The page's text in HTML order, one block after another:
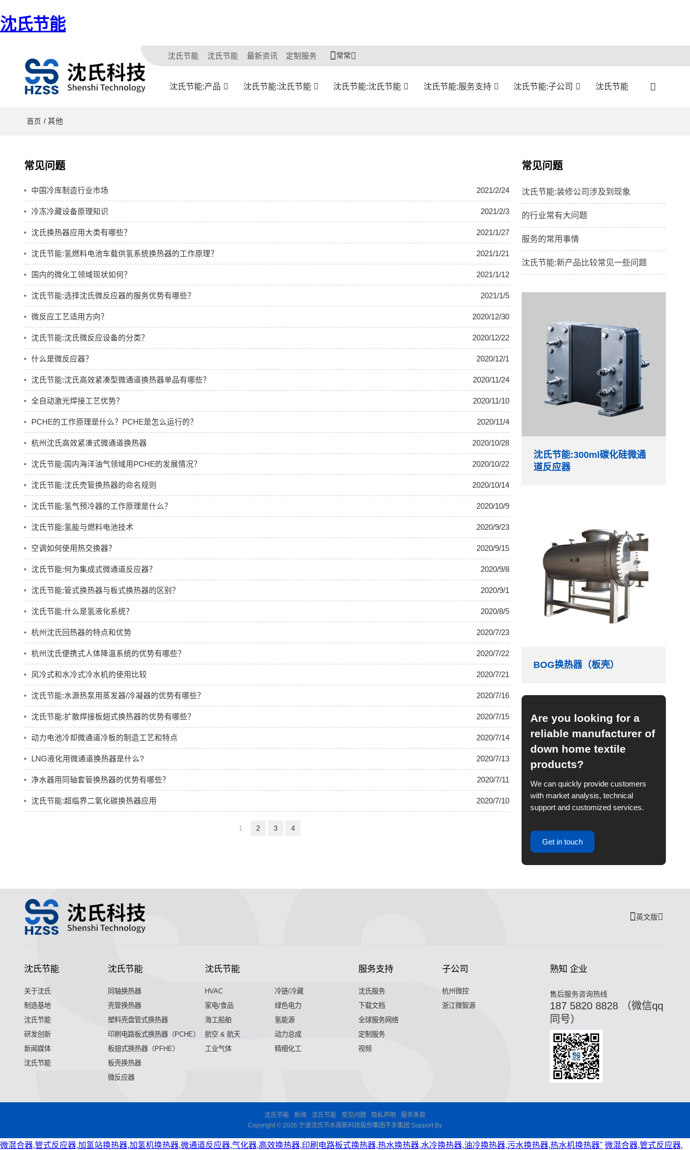
沈氏节能
沈氏节能 沈氏节能 最新资讯 定制服务 常常
沈氏节能:产品 沈氏节能:沈氏节能 沈氏节能:沈氏节能 沈氏节能:服务支持 沈氏节能:子公司 沈氏节能
首页 / 其他
常见问题
中国冷库制造行业市场 2021/2/24
冷冻冷藏设备原理知识 2021/2/3
沈氏换热器应用大类有哪些？ 2021/1/27
沈氏节能:氢燃料电池车载供氢系统换热器的工作原理？ 2021/1/21
国内的微化工领域现状如何？ 2021/1/12
沈氏节能:选择沈氏微反应器的服务优势有哪些？ 2021/1/5
微反应工艺适用方向？ 2020/12/30
沈氏节能:沈氏微反应设备的分类？ 2020/12/22
什么是微反应器？ 2020/12/1
沈氏节能:沈氏高效紧凑型微通道换热器单品有哪些？ 2020/11/24
全自动激光焊接工艺优势？ 2020/11/10
PCHE的工作原理是什么？PCHE是怎么运行的？ 2020/11/4
杭州沈氏高效紧凑式微通道换热器 2020/10/28
沈氏节能:国内海洋油气领域用PCHE的发展情况？ 2020/10/22
沈氏节能:沈氏壳管换热器的命名规则 2020/10/14
沈氏节能:氢气预冷器的工作原理是什么？ 2020/10/9
沈氏节能:氢能与燃料电池技术 2020/9/23
空调如何使用热交换器？ 2020/9/15
沈氏节能:何为集成式微通道反应器？ 2020/9/8
沈氏节能:管式换热器与板式换热器的区别？ 2020/9/1
沈氏节能:什么是氢液化系统？ 2020/8/5
杭州沈氏回热器的特点和优势 2020/7/23
杭州沈氏便携式人体降温系统的优势有哪些？ 2020/7/22
风冷式和水冷式冷水机的使用比较 2020/7/21
沈氏节能:水源热泵用蒸发器/冷凝器的优势有哪些？ 2020/7/16
沈氏节能:扩散焊接板翅式换热器的优势有哪些？ 2020/7/15
动力电池冷却微通道冷板的制造工艺和特点 2020/7/14
LNG液化用微通道换热器是什么? 2020/7/13
净水器用同轴套管换热器的优势有哪些？ 2020/7/11
沈氏节能:超临界二氧化碳换热器应用 2020/7/10
1 2 3 4
常见问题
沈氏节能:装修公司涉及到现象
的行业常有大问题
服务的常用事情
沈氏节能:新产品比较常见一些问题
沈氏节能:300ml碳化硅微通
道反应器
BOG换热器（板壳）
Are you looking for a
reliable manufacturer of
down home textile
products?
We can quickly provide customers
with market analysis, technical
support and customized services.
Get in touch
英文版
沈氏节能
关于沈氏
制造基地
沈氏节能
研发创新
新闻媒体
沈氏节能
沈氏节能
同轴换热器
壳管换热器
塑料壳盘管式换热器
印刷电路板式换热器（PCHE）
板翅式换热器（PFHE）
板壳换热器
微反应器
沈氏节能
HVAC
冷链/冷藏
家电/食品
绿色电力
海工船舶
氢能源
航空 & 航天
动力总成
工业气体
精细化工
服务支持
沈氏服务
下载文档
全球服务网络
定制服务
视频
子公司
杭州微控
浙江微智源
熟知 企业
售后服务咨询热线
187 5820 8828 （微信qq
同号）
沈氏节能 新闻 沈氏节能 常见问题 隐私声明
服务条款
Copyright © 2026 宁波沈氏节水高新科技股份集团不多集团 Support By
微混合器,管式反应器,加氢站换热器,加氢机换热器,微通道反应器,气化器,高效换热器,印刷电路板式换热器,热水换热器,水冷换热器,油冷换热器,污水换热器,热水机换热器" 微混合器,管式反应器,